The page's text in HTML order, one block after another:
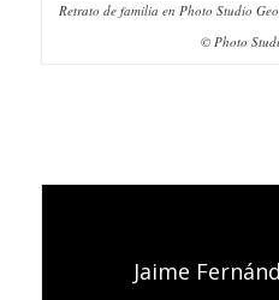
Retrato de familia en Photo Studio
© Photo
Jaime